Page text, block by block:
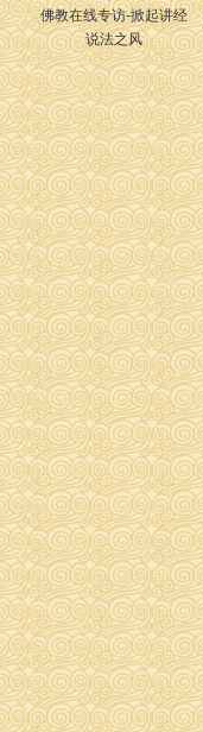
佛教在线专访-掀起讲经
说法之风